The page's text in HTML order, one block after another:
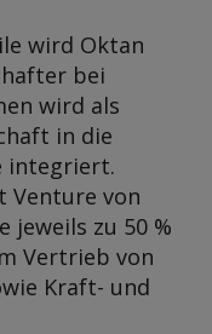
wird Oktan
bei
wird als
in die
integriert.
Venture von
jeweils zu 50 %
Vertrieb von
Kraft- und